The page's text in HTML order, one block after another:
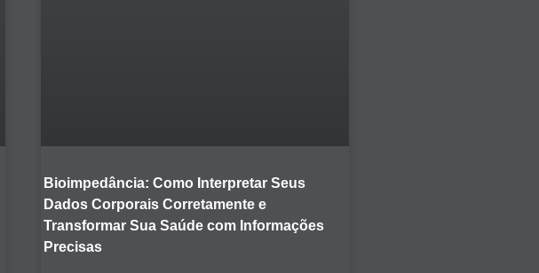
Bioimpedância: Como Interpretar Seus
Dados Corporais Corretamente e
Transformar Sua Saúde com Informações
Precisas